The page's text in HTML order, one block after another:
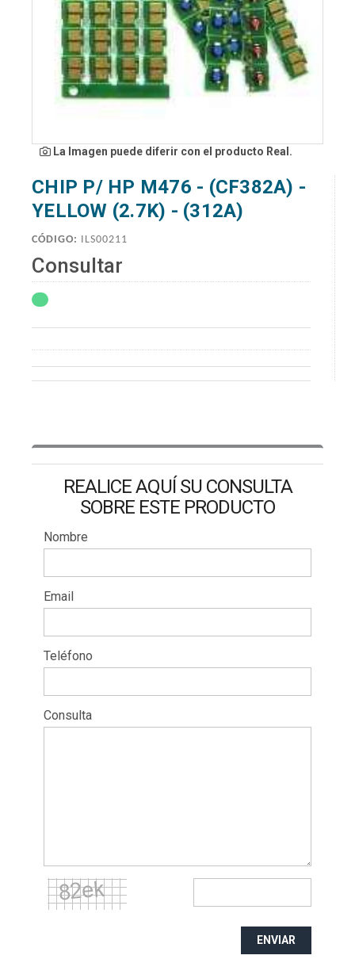
La Imagen puede diferir con el producto Real.
CHIP P/ HP M476 - (CF382A) -
YELLOW (2.7K) - (312A)
CÓDIGO: ILS00211
Consultar
REALICE AQUÍ SU CONSULTA
SOBRE ESTE PRODUCTO
Nombre
Email
Teléfono
Consulta
ENVIAR